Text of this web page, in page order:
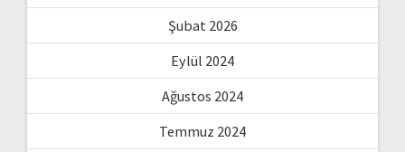
Şubat 2026
Eylül 2024
Ağustos 2024
Temmuz 2024